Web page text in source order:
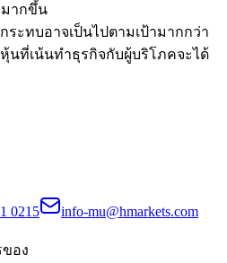
มากขึ้น
ระทบอาจเป็นไปตามเป้ามากกว่า
นที่เน้นทำธุรกิจกับผู้บริโภคจะได้
0215 info-mu@hmarkets.com
อง